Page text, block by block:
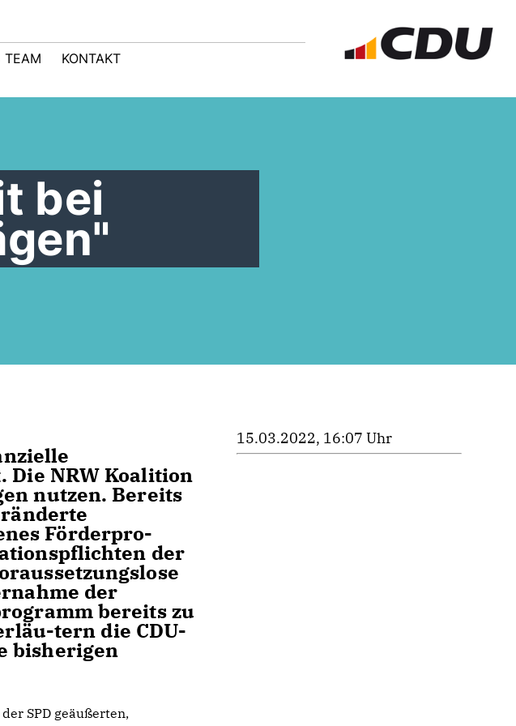
TEAM KONTAKT
bei
NRW Koalition
nutzen. Bereits
Förderpro-
der
der
bereits zu
tern die CDU-
bisherigen
SPD geäußerten,
15.03.2022, 16:07 Uhr